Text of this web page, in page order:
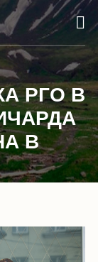
РГО В
В